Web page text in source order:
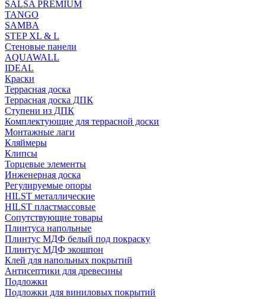
SALSA PREMIUM
TANGO
SAMBA
STEP XL & L
Стеновые панели
AQUAWALL
IDEAL
Краски
Террасная доска
Террасная доска ДПК
Ступени из ДПК
Комплектующие для террасной доски
Монтажные лаги
Кляймеры
Клипсы
Торцевые элементы
Инженерная доска
Регулируемые опоры
HILST металлические
HILST пластмассовые
Сопутствующие товары
Плинтуса напольные
Плинтус МДФ белый под покраску
Плинтус МДФ экошпон
Клей для напольных покрытий
Антисептики для древесины
Подложки
Подложки для виниловых покрытий